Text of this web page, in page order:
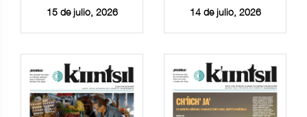
15 de julio, 2026 14 de julio, 2026